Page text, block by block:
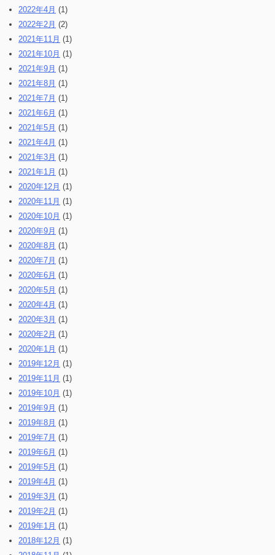
2022年4月 (1)
2022年2月 (2)
2021年11月 (1)
2021年10月 (1)
2021年9月 (1)
2021年8月 (1)
2021年7月 (1)
2021年6月 (1)
2021年5月 (1)
2021年4月 (1)
2021年3月 (1)
2021年1月 (1)
2020年12月 (1)
2020年11月 (1)
2020年10月 (1)
2020年9月 (1)
2020年8月 (1)
2020年7月 (1)
2020年6月 (1)
2020年5月 (1)
2020年4月 (1)
2020年3月 (1)
2020年2月 (1)
2020年1月 (1)
2019年12月 (1)
2019年11月 (1)
2019年10月 (1)
2019年9月 (1)
2019年8月 (1)
2019年7月 (1)
2019年6月 (1)
2019年5月 (1)
2019年4月 (1)
2019年3月 (1)
2019年2月 (1)
2019年1月 (1)
2018年12月 (1)